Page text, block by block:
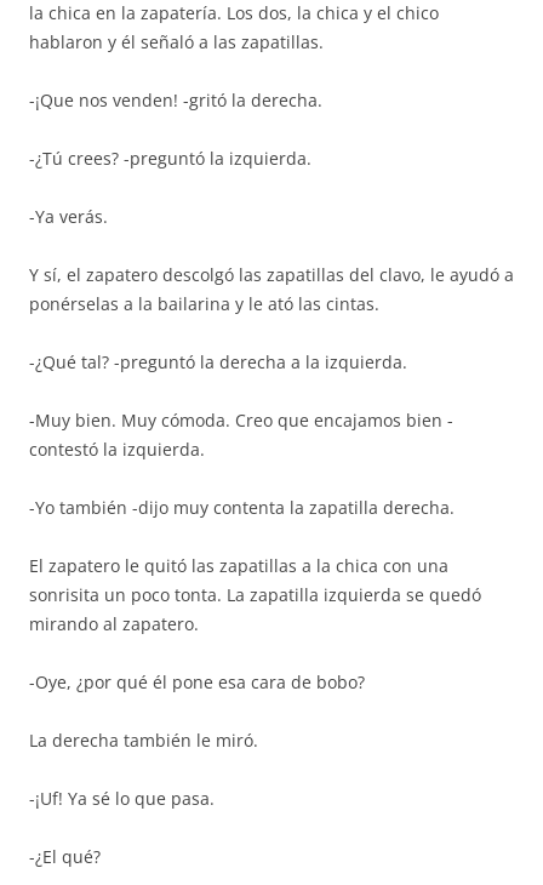
la chica en la zapatería. Los dos, la chica y el chico
hablaron y él señaló a las zapatillas.
-¡Que nos venden! -gritó la derecha.
-¿Tú crees? -preguntó la izquierda.
-Ya verás.
Y sí, el zapatero descolgó las zapatillas del clavo, le ayudó a
ponérselas a la bailarina y le ató las cintas.
-¿Qué tal? -preguntó la derecha a la izquierda.
-Muy bien. Muy cómoda. Creo que encajamos bien -
contestó la izquierda.
-Yo también -dijo muy contenta la zapatilla derecha.
El zapatero le quitó las zapatillas a la chica con una
sonrisita un poco tonta. La zapatilla izquierda se quedó
mirando al zapatero.
-Oye, ¿por qué él pone esa cara de bobo?
La derecha también le miró.
-¡Uf! Ya sé lo que pasa.
-¿El qué?